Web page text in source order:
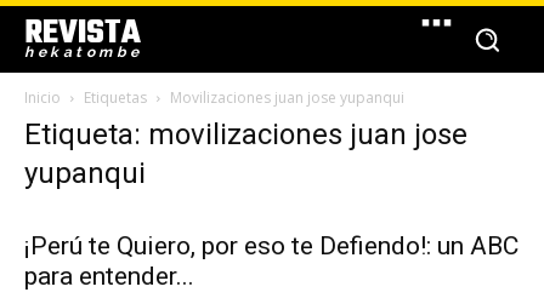
REVISTA
hekatombe
Inicio Etiquetas Movilizaciones juan jose yupanqui
Etiqueta: movilizaciones juan jose
yupanqui
¡Perú te Quiero, por eso te Defiendo!: un ABC
para entender...